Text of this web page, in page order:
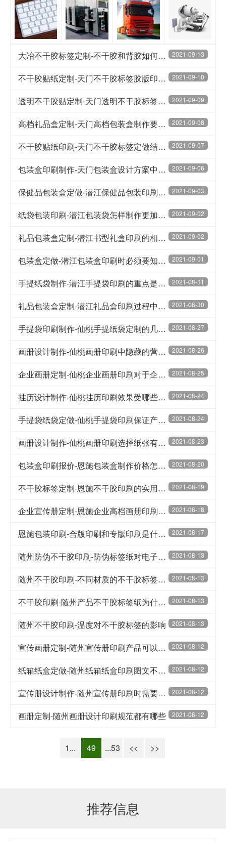
2021-09-13
大冶不干胶标签定制-不干胶和背胶如何区分
2021-09-10
不干胶贴纸定制-天门不干胶标签胶版印刷的优势分析
2021-09-09
透明不干胶贴定制-天门透明不干胶标签印刷的注意事项
2021-09-08
高档礼品盒定制-天门高档包装盒制作要注意哪些原则
2021-09-07
不干胶贴纸印刷-天门不干胶标签定做结构分为几层
2021-09-06
包装盒印刷制作-天门包装盒设计方案中的六个关键词
2021-09-03
保健品包装盒定做-潜江保健品包装印刷应该如何设计
2021-09-02
纸袋包装印刷-潜江包装袋怎样制作更加时尚
2021-09-02
礼品包装盒定制-潜江书型礼盒印刷的相关工艺
2021-09-01
包装盒定做-潜江包装盒印刷时必须要知道的4大事项
2021-08-31
手提纸袋制作-潜江手提袋印刷的重点是什么
2021-08-30
礼品包装盒定制-潜江礼品盒印刷过程中的印刷工艺
2021-08-27
手提袋印刷制作-仙桃手提纸袋定制的几种类型
2021-08-26
画册设计制作-仙桃画册印刷中隐藏的营销点
2021-08-25
企业画册定制-仙桃企业画册印刷对于企业的影响
2021-08-24
挂历设计制作-仙桃挂历印刷效果受哪些因素影响
2021-08-24
手提袋纸袋定做-仙桃手提袋印刷保证产品质量的重要细节
2021-08-23
画册设计制作-仙桃画册印刷选择纸张有什么技巧
2021-08-20
包装盒印刷报价-恩施包装盒制作价格怎么算
2021-08-19
不干胶标签定制-恩施不干胶印刷的实用性分析
2021-08-18
企业宣传册定制-恩施企业高档画册印刷的细节问题
2021-08-17
恩施包装印刷-合版印刷和专版印刷是什么意思
2021-08-13
随州防伪不干胶印刷-防伪标签纸对电子商务的影响
2021-08-13
随州不干胶印刷-不同材质的不干胶标签用途分析
2021-08-13
不干胶印刷-随州产品不干胶标签纸为什么要定制
2021-08-13
随州不干胶印刷-温度对不干胶标签的影响
2021-08-12
宣传画册定制-随州宣传册印刷产品可以分成哪几类
2021-08-12
纸箱纸盒定做-随州纸箱纸盒印刷图文不清的解决方法
2021-08-12
宣传册设计制作-随州宣传册印刷时需要注意那些问题
2021-08-12
画册定制-随州画册设计印刷规范都有哪些
1... 49 ...53 << >>
推荐信息